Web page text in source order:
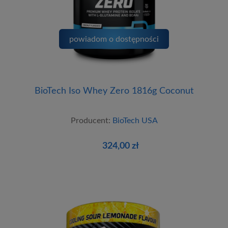
BioTech Iso Whey Zero 1816g Coconut
Producent: BioTech USA
324,00 zł
powiadom o dostępności